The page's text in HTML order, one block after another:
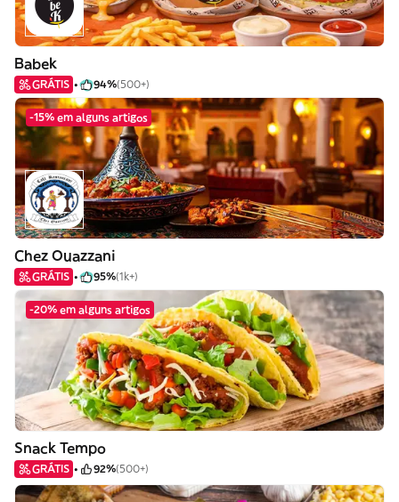
Babek
GRÁTIS 94%(500+)
-15% em alguns artigos
Chez Ouazzani
GRÁTIS 95%(1k+)
-20% em alguns artigos
Snack Tempo
GRÁTIS 92%(500+)